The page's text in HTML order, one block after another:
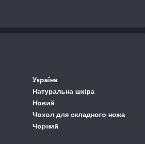
Україна
Натуральна шкіра
Новий
Чохол для складного ножа
Чорний